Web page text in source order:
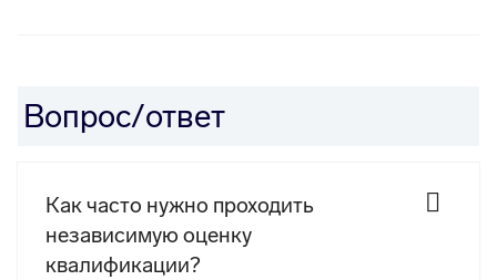
Вопрос/ответ
Как часто нужно проходить
независимую оценку
квалификации?